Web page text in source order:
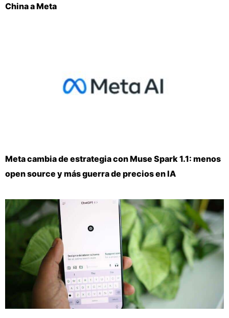
China a Meta
Meta cambia de estrategia con Muse Spark 1.1: menos
open source y más guerra de precios en IA